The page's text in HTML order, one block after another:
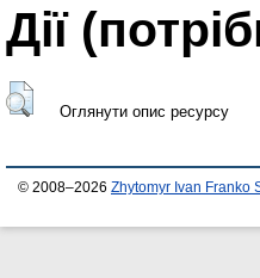
Дії
Оглянути опис ресурсу
© 2008–2026 Zhytomyr Ivan Franko